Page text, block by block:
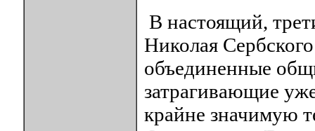
В настоящий,
Николая
объединенные
затрагивающие
крайне значимую